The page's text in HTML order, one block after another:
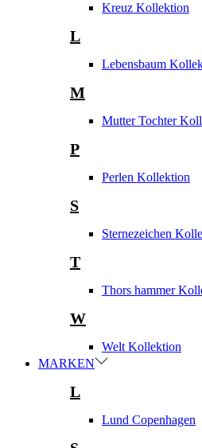
Kreuz Kollektion
L
Lebensbaum
M
Mutter Tochter
P
Perlen Kollektion
S
Sternezeichen
T
Thors hammer
W
Welt Kollektion
MARKEN
L
Lund Copenhagen